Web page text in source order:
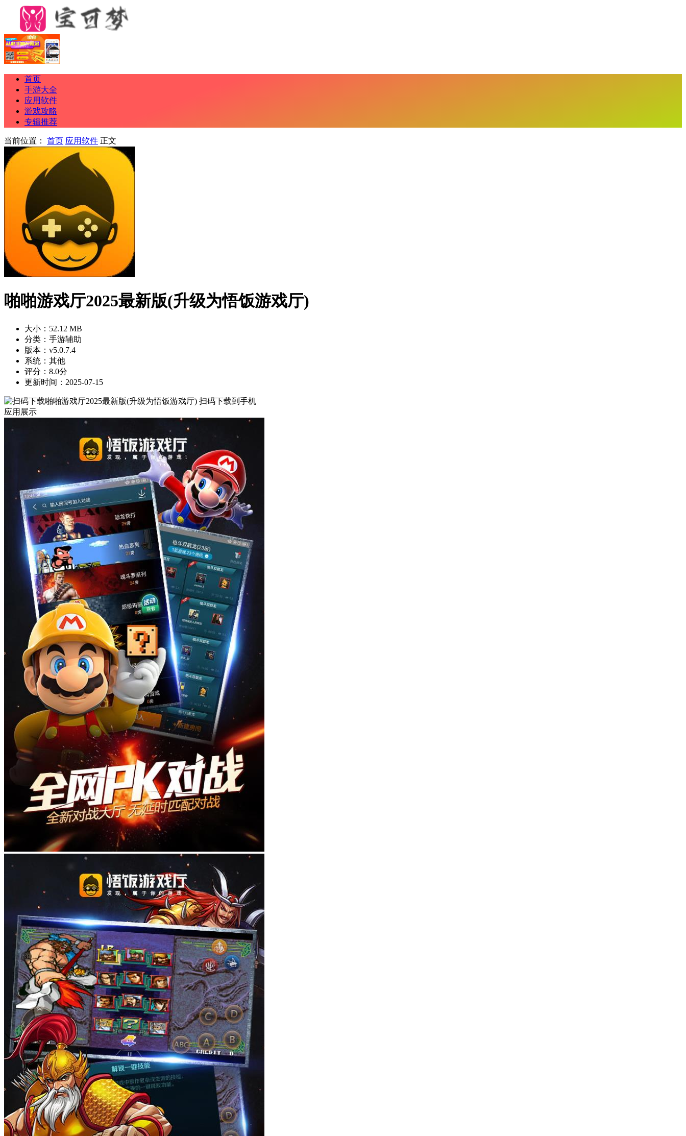
首页
手游大全
应用软件
游戏攻略
专辑推荐
当前位置： 首页 应用软件 正文
啪啪游戏厅2025最新版(升级为悟饭游戏厅)
大小：52.12 MB
分类：手游辅助
版本：v5.0.7.4
系统：其他
评分：8.0分
更新时间：2025-07-15
扫码下载到手机
应用展示